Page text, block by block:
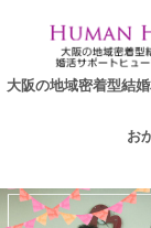
大阪の地域密着型結
お